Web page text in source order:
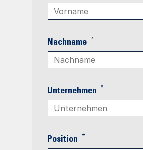
Nachname *
Unternehmen *
Position *